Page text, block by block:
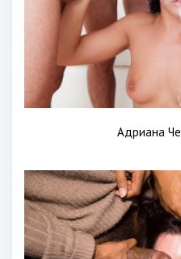
Адриана